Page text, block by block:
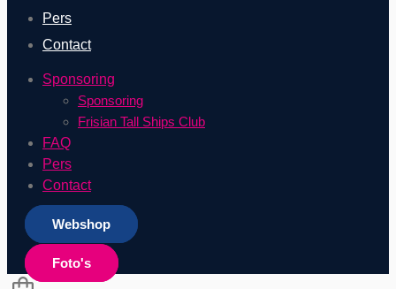
Pers
Contact
Sponsoring
Sponsoring
Frisian Tall Ships Club
FAQ
Pers
Contact
Webshop
Foto's